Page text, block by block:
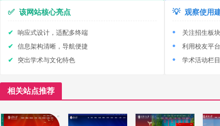
✅ 该网站核心亮点
响应式设计，适配多终端
信息架构清晰，导航便捷
突出学术与文化特色
💡 观察使用
关注招生板
利用校友平
学术活动栏
相关站点推荐